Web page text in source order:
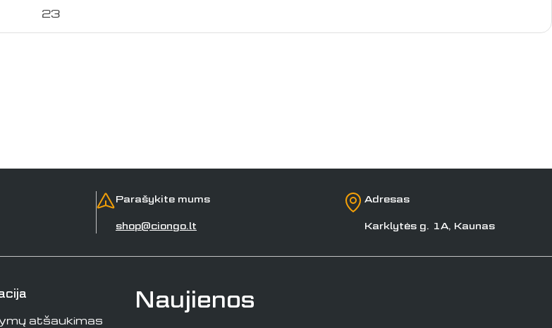
23
Parašykite mums
shop@ciongo.lt
Adresas
Karklytės g. 1A, Kaunas
atšaukimas
Naujienos